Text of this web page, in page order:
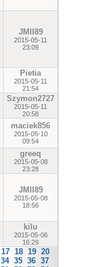
JMII89
2015-05-11
23:09
Pietia
2015-05-11
21:54
Szymon2727
2015-05-11
20:58
maciek856
2015-05-10
09:54
greeq
2015-05-08
23:28
JMII89
2015-05-08
18:56
kilu
2015-05-06
16:29
17 18 19 20
34 35 36 37